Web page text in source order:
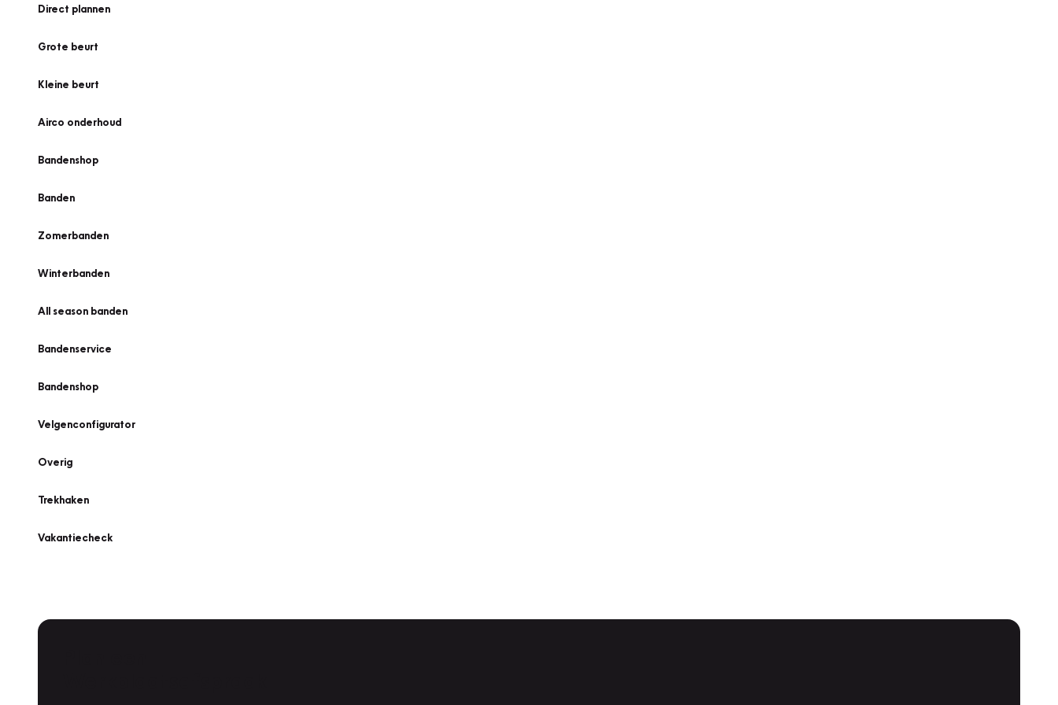
Direct plannen
Grote beurt
Kleine beurt
Airco onderhoud
Bandenshop
Banden
Zomerbanden
Winterbanden
All season banden
Bandenservice
Bandenshop
Velgenconfigurator
Overig
Trekhaken
Vakantiecheck